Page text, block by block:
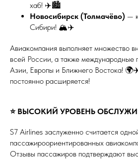
хаб! ✈️🏙️
Новосибирск (Толмачёво) —
Сибири! 🏔️✈️
Авиакомпания выполняет множество
всей России, а также международные
Азии, Европы и Ближнего Востока!
постоянно расширяется!
⭐ ВЫСОКИЙ УРОВЕНЬ
S7 Airlines заслуженно считается
пассажироориентированных
Отзывы пассажиров подтверждают